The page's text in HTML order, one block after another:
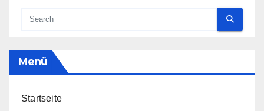
Menü
Startseite